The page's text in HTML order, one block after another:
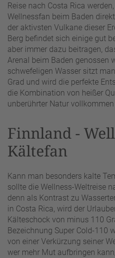
Reise nach Costa Rica
Wellnessfan beim Baden
der aktivsten Vulkane dieser
Berg befindet sich einige gut
aber immer dazu beitragen,
Arenal beim Baden genossen
schwefeligen Wasser sitzt
Grad und wird die perfekte
die Kombination von heißer
unberührter Natur
Finnland -
Kältefan
Kann man besonders kalte
sollte die Wellness-Weltreise
denn als Kontrast zu
in Costa Rica, wird der
Kälteschock von minus 110
Bezeichnung Super Cold-110
von einer Verkürzung seiner
wer mehr Mut aufbringen